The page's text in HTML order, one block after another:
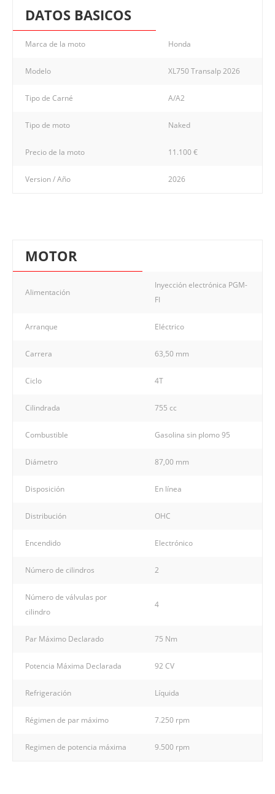
DATOS BASICOS
Marca de la moto Honda
Modelo XL750 Transalp 2026
Tipo de Carné A/A2
Tipo de moto Naked
Precio de la moto 11.100 €
Version / Año 2026
MOTOR
Alimentación
Inyección electrónica PGM-
FI
Arranque Eléctrico
Carrera 63,50 mm
Ciclo 4T
Cilindrada 755 cc
Combustible Gasolina sin plomo 95
Diámetro 87,00 mm
Disposición En línea
Distribución OHC
Encendido Electrónico
Número de cilindros 2
Número de válvulas por
cilindro
4
Par Máximo Declarado 75 Nm
Potencia Máxima Declarada 92 CV
Refrigeración Líquida
Régimen de par máximo 7.250 rpm
Regimen de potencia máxima 9.500 rpm